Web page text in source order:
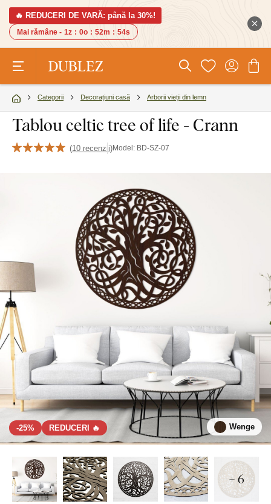
🔥 REDUCERI DE VARĂ: până la 30%!
Mai rămâne - 1z : 0o : 52m : 53s
Categorii Decorațiuni casă Arborii vieții din lemn
Tablou celtic tree of life - Crann
(10 recenzii)Model: BD-SZ-07
-25% REDUCERI 🔥 Wenge
+ 6